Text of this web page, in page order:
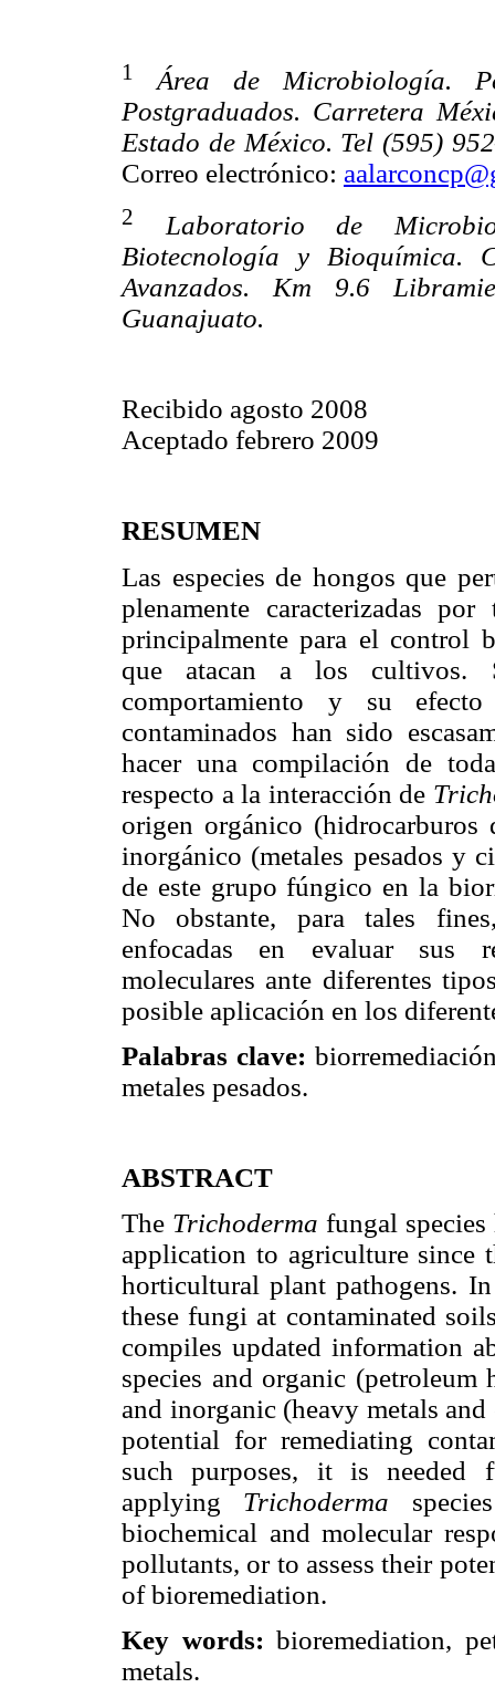
1
Área de Microbiología.
Postgraduados. Carretera
Estado de México. Tel (595)
Correo electrónico:
2
Laboratorio de
Biotecnología y Bioquímica.
Avanzados. Km 9.6
Guanajuato.
Recibido agosto 2008
Aceptado febrero 2009
RESUMEN
Las especies de hongos que
plenamente caracterizadas
principalmente para el control
que atacan a los cultivos.
comportamiento y su
contaminados han sido
hacer una compilación de
respecto a la interacción de
origen orgánico
inorgánico (metales pesados y
de este grupo fúngico en la
No obstante, para tales
enfocadas en evaluar sus
moleculares ante diferentes
posible aplicación en los
Palabras clave:
metales pesados.
ABSTRACT
The Trichodermafungal
application to agriculture since
horticultural plant pathogens.
these fungi at contaminated
compiles updated information
species and organic (petroleum
and inorganic (heavy metals
potential for remediating
such purposes, it is needed
applying Trichoderma
biochemical and molecular
pollutants, or to assess their
of bioremediation.
Key words: bioremediation,
metals.